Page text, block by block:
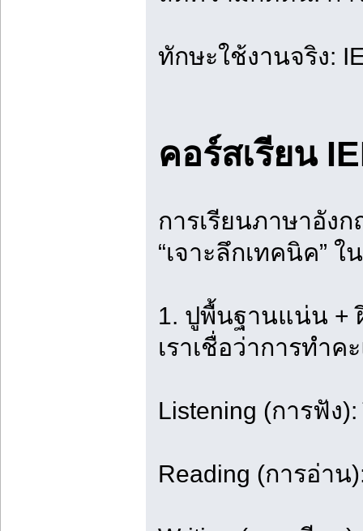
ทักษะใช้งานจริง:
คอร์สเรียน
การเรียนภาษาอัง
“เจาะลึกเทคนิค”
1. ปูพื้นฐานแน่น +
เราเชื่อว่าการทำ
Listening (การฟัง
Reading (การอ่า